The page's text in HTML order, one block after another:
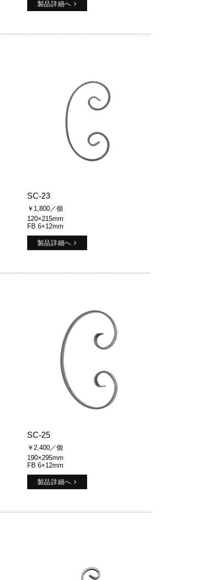
製品詳細へ
SC-23
￥1,800／個
120×215mm
FB 6×12mm
製品詳細へ
SC-25
￥2,400／個
190×295mm
FB 6×12mm
製品詳細へ